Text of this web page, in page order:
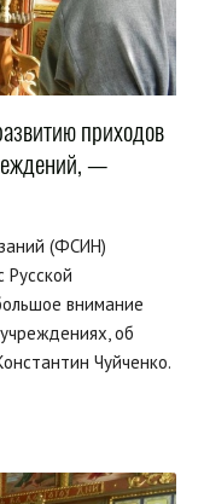
приходов
—
(ФСИН)
Русской
внимание
об
Чуйченко.